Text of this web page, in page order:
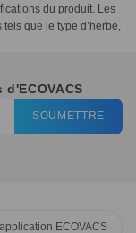
du produit. Les
que le type d’herbe,
SOUMETTRE
ECOVACS